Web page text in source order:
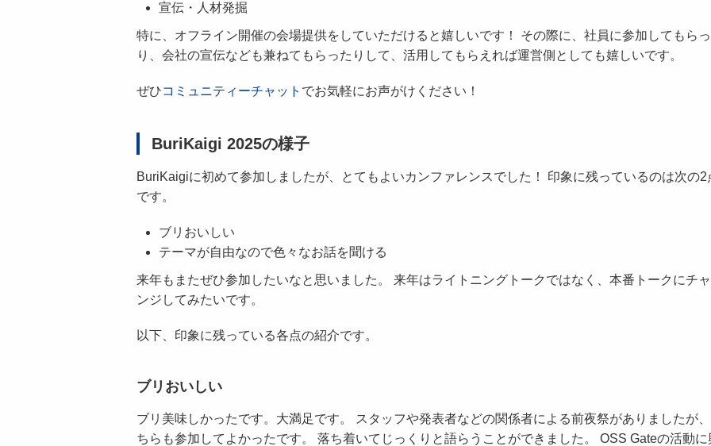
宣伝・人材発掘
特に、オフライン開催の会場提供をしていただけると嬉しいです！ その際に、社員に参加してもら
り、会社の宣伝なども兼ねてもらったりして、活用してもらえれば運営側としても嬉しいです。
ぜひコミュニティーチャット でお気軽にお声がけください！
BuriKaigi 2025の様子
BuriKaigiに初めて参加しましたが、とてもよいカンファレンスでした！ 印象に残っているのは次の2
です。
ブリおいしい
テーマが自由なので色々なお話を聞ける
来年もまたぜひ参加したいなと思いました。 来年はライトニングトークではなく、本番トークにチ
ンジしてみたいです。
以下、印象に残っている各点の紹介です。
ブリおいしい
ブリ美味しかったです。大満足です。 スタッフや発表者などの関係者による前夜祭がありましたが
ちらも参加してよかったです。 落ち着いてじっくりと語らうことができました。 OSS Gateの活動に